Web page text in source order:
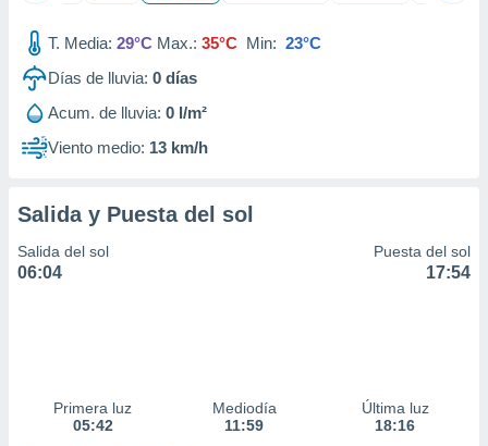
1199T. Media: 29°C Max.: 35°C Min: 23°C
Días de lluvia: 0 días
Acum. de lluvia: 0 l/m²
Viento medio: 13 km/h
Salida y Puesta del sol
Salida del sol
06:04
Puesta del sol
17:54
Primera luz
05:42
Mediodía
11:59
Última luz
18:16